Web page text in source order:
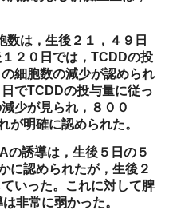
数は，生後２１，４９日
２０日では，TCDDの投
細胞数の減少が認められ
でTCDDの投与量に従っ
少が見られ，８００
が明確に認められた。
の誘導は，生後５日の５
に認められたが，生後２
いった。これに対して脾
非常に弱かった。